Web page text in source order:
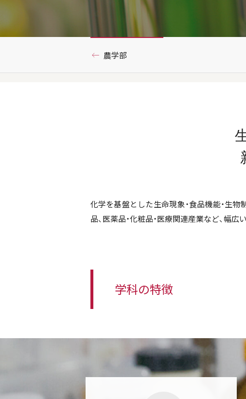
農学部
化学を基盤とした生命現象・食品機能・生
品、医薬品・化粧品・医療関連産業など、幅
学科の特徴